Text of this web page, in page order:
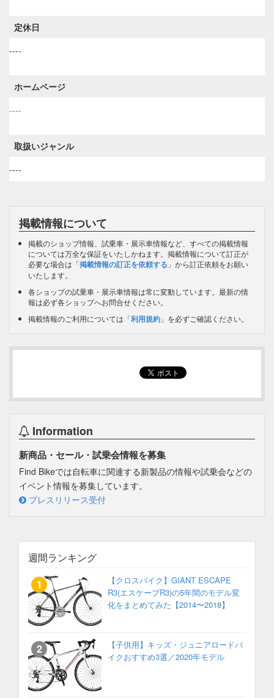
定休日
----
ホームページ
----
取扱いジャンル
----
掲載情報について
掲載のショップ情報、試乗車・展示車情報など、すべての掲載情報
については万全な保証をいたしかねます。掲載情報について訂正が
必要な場合は「掲載情報の訂正を依頼する 」から訂正依頼をお願い
いたします。
各ショップの試乗車・展示車情報は常に変動しています。最新の情
報は必ず各ショップへお問合せください。
掲載情報のご利用については「利用規約 」を必ずご確認ください。
Information
新商品・セール・試乗会情報を募集
Find Bikeでは自転車に関連する新製品の情報や試乗会などの
イベント情報を募集しています。
プレスリリース受付
週間ランキング
【クロスバイク】GIANT ESCAPE
R3(エスケープR3)の5年間のモデル変
化をまとめてみた【2014〜2018】
【子供用】キッズ・ジュニアロードバ
イクおすすめ3選／2020年モデル